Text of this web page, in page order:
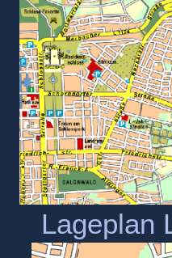
Lageplan